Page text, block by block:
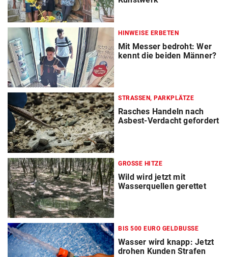
HINWEISE ERBETEN
Mit Messer bedroht: Wer
kennt die beiden Männer?
STRASSEN, PARKPLÄTZE
Rasches Handeln nach
Asbest-Verdacht gefordert
GROSSE HITZE
Wild wird jetzt mit
Wasserquellen gerettet
BIS 500 EURO GELDBUSSE
Wasser wird knapp: Jetzt
drohen Kunden Strafen